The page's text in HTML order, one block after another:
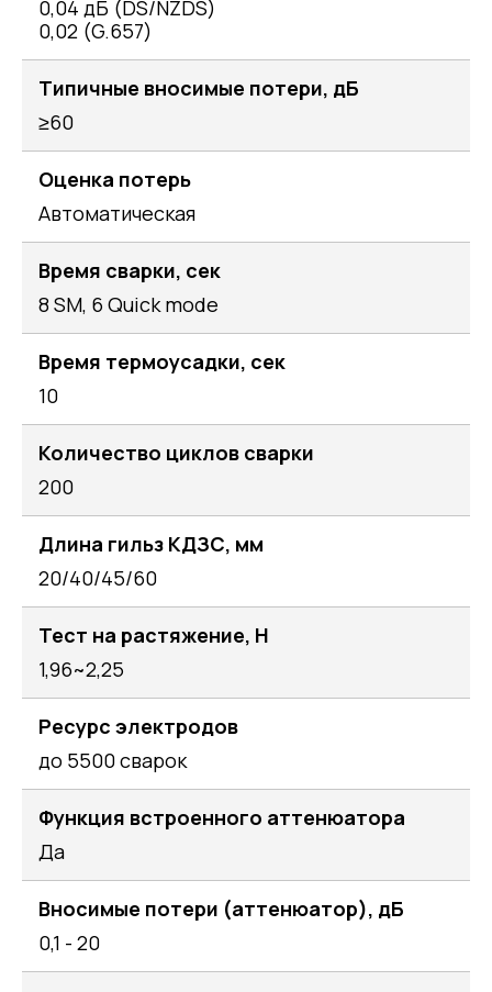
0,04 дБ (DS/NZDS)
0,02 (G.657)
Типичные вносимые потери, дБ
≥60
Оценка потерь
Автоматическая
Время сварки, сек
8 SM, 6 Quick mode
Время термоусадки, сек
10
Количество циклов сварки
200
Длина гильз КДЗС, мм
20/40/45/60
Тест на растяжение, Н
1,96~2,25
Ресурс электродов
до 5500 сварок
Функция встроенного аттенюатора
Да
Вносимые потери (аттенюатор), дБ
0,1 - 20